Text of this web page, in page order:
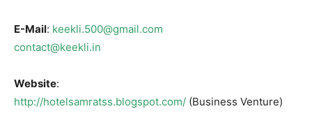
E-Mail: keekli.500@gmail.com
contact@keekli.in
Website:
http://hotelsamratss.blogspot.com/ (Business Venture)